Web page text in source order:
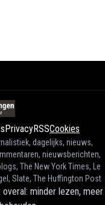
PrivacyRSSCookies
dagelijks, nieuws,
nieuwsberichten,
The New York Times, Le
Slate, The Huffington Post
minder lezen, meer